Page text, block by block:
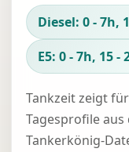
Diesel: 0 - 7h,
E5: 0 - 7h, 15 -
Tankzeit zeigt
Tagesprofile
Tankerkönig-